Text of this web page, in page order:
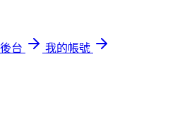
台
我的帳號